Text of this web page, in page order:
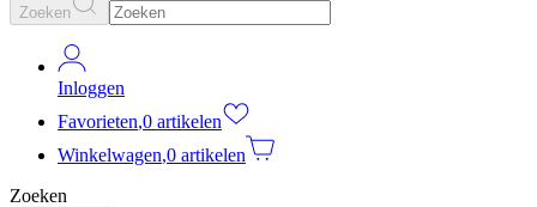
Zoeken
Inloggen
Favorieten,0 artikelen
Winkelwagen,0 artikelen
Zoeken